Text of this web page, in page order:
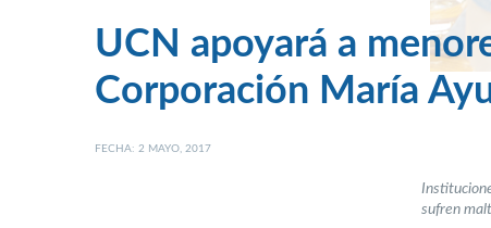
UCN apoyará a
Corporación María
FECHA: 2 MAYO, 2017
sufren